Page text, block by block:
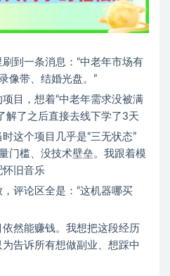
到一条消息：“中老年市场有
像带、结婚光盘。”
目，想着“中老年需求没被满
解了之后直接去线下学了3天
这个项目几乎是“三无状态”
门槛、没技术壁垒。我跟着模
怀旧音乐
评论区全是：“这机器哪买
然能赚钱。我想把这段经历
告诉所有想做副业、想踩中